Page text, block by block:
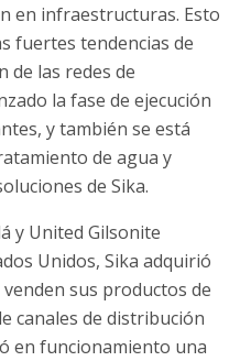
en infraestructuras. Esto
fuertes tendencias de
de las redes de
la fase de ejecución
y también se está
de agua y
de Sika.
y United Gilsonite
Unidos, Sika adquirió
sus productos de
canales de distribución
en funcionamiento una